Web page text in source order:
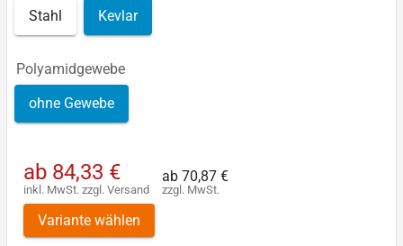
Stahl Kevlar
Polyamidgewebe
ohne Gewebe
ab 84,33 €
inkl. MwSt. zzgl. Versand
ab 70,87 €
zzgl. MwSt.
Variante wählen